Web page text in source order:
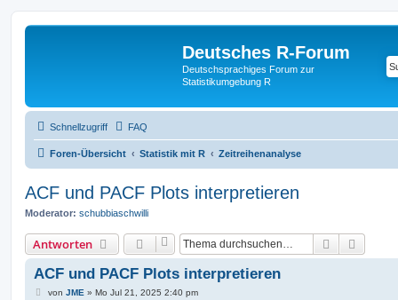
Deutsches R-Forum
Deutschsprachiges Forum zur
Statistikumgebung R
Schnellzugriff FAQ
Foren-Übersicht Statistik mit R Zeitreihenanalyse
ACF und PACF Plots interpretieren
Moderator: schubbiaschwilli
Antworten Suche
ACF und PACF Plots interpretieren
Bvon JME » Mo Jul 21, 2025 2:40 pm